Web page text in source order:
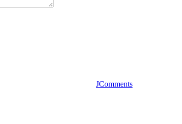
JComments